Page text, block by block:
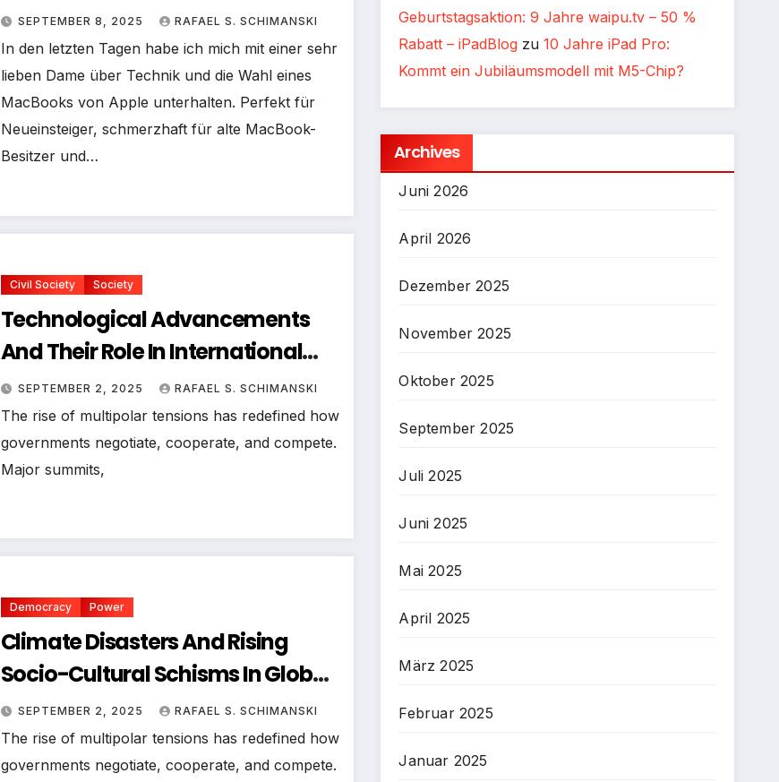
Problem
SEPTEMBER 8, 2025 RAFAEL S. SCHIMANSKI
In den letzten Tagen habe ich mich mit einer sehr
lieben Dame über Technik und die Wahl eines
MacBooks von Apple unterhalten. Perfekt für
Neueinsteiger, schmerzhaft für alte MacBook-
Besitzer und…
Civil Society Society
Technological Advancements
And Their Role In International
Political Security
SEPTEMBER 2, 2025 RAFAEL S. SCHIMANSKI
The rise of multipolar tensions has redefined how
governments negotiate, cooperate, and compete.
Major summits,
Democracy Power
Climate Disasters And Rising
Socio-Cultural Schisms In Global
Politics
SEPTEMBER 2, 2025 RAFAEL S. SCHIMANSKI
The rise of multipolar tensions has redefined how
governments negotiate, cooperate, and compete.
Geburtstagsaktion: 9 Jahre waipu.tv – 50 %
Rabatt – iPadBlog zu10 Jahre iPad Pro:
Kommt ein Jubiläumsmodell mit M5-Chip?
Archives
Juni 2026
April 2026
Dezember 2025
November 2025
Oktober 2025
September 2025
Juli 2025
Juni 2025
Mai 2025
April 2025
März 2025
Februar 2025
Januar 2025